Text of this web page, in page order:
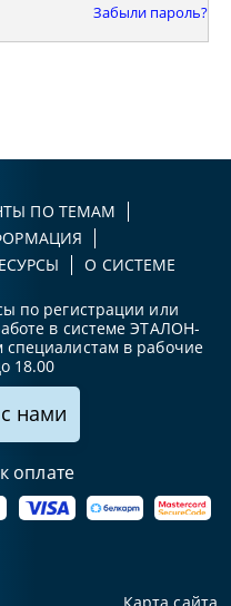
Забыли пароль?
ПО ТЕМАМ
О СИСТЕМЕ
по регистрации или
в системе ЭТАЛОН-
в рабочие
18.00
нами
оплате
Карта сайта